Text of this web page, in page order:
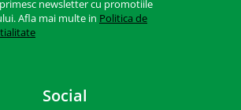
newsletter cu promotiile
Afla mai multe in Politica de
Social